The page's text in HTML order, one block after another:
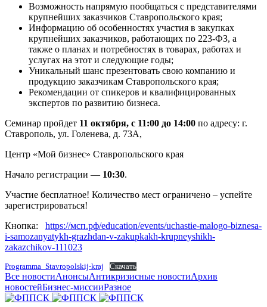
Возможность напрямую пообщаться с представителями
крупнейших заказчиков Ставропольского края;
Информацию об особенностях участия в закупках
крупнейших заказчиков, работающих по 223-ФЗ, а
также о планах и потребностях в товарах, работах и
услугах на этот и следующие годы;
Уникальный шанс презентовать свою компанию и
продукцию заказчикам Ставропольского края;
Рекомендации от спикеров и квалифицированных
экспертов по развитию бизнеса.
Семинар пройдет 11 октября, с 11:00 до 14:00 по адресу: г.
Ставрополь, ул. Голенева, д. 73А,
Центр «Мой бизнес» Ставропольского края
Начало регистрации — 10:30.
Участие бесплатное! Количество мест ограничено – успейте
зарегистрироваться!
Кнопка: https://мсп.рф/education/events/uchastie-malogo-biznesa-
i-samozanyatykh-grazhdan-v-zakupkakh-krupneyshikh-
zakazchikov-111023
Programma_Stavropolskij-kraj Скачать
Все новостиАнонсыАнтикризисные новостиАрхив
новостейБизнес-миссииРазное